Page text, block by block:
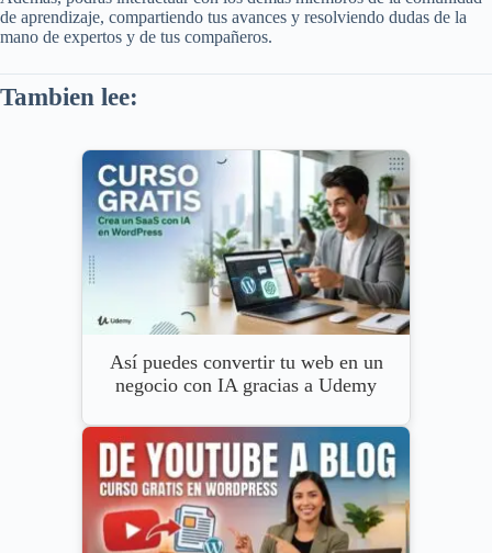
de aprendizaje, compartiendo tus avances y resolviendo dudas de la
mano de expertos y de tus compañeros.
Tambien lee:
Así puedes convertir tu web en un
negocio con IA gracias a Udemy